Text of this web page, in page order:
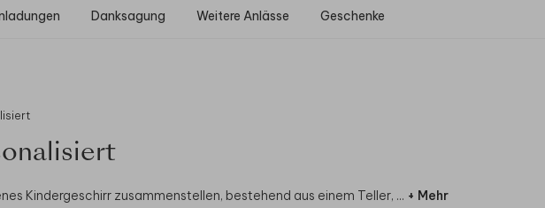
Danksagung Weitere Anlässe Geschenke
Kindergeschirr zusammenstellen, bestehend aus einem Teller, ... + Mehr